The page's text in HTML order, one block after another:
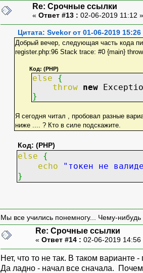
Re: Срочные ссылки
« Ответ #13 : 02-06-2019 11:12
Цитата: Svekor от 01-06-2019 15:26
Добрый вечер, следующая часть кода
register.php:96 Stack trace: #0 {main}
Код: (PHP)
else
{
throw new
}
Я сегодня читал , пробовал разные
ниже .... ? Кто в силе подскажите.
Код: (PHP)
else
{
echo
"токен не
}
Мы все учились понемногу... Чему-нибудь
Re: Срочные ссылки
« Ответ #14 : 02-06-2019
Нет, что то не так. В таком
Да ладно - начал все сначала.